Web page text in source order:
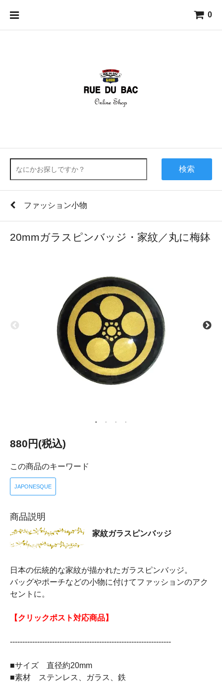
0
検索
ファッション小物
20mmガラスピンバッジ・家紋／丸に梅鉢
880円(税込)
この商品のキーワード
JAPONESQUE
商品説明
家紋ガラスピンバッジ
日本の伝統的な家紋が描かれたガラスピンバッジ。
バッグやポーチなどの小物に付けてファッションのアク
セントに。
【クリックポスト対応商品】
-----------------------------------------------------------------
■サイズ 直径約20mm
■素材 ステンレス、ガラス、鉄